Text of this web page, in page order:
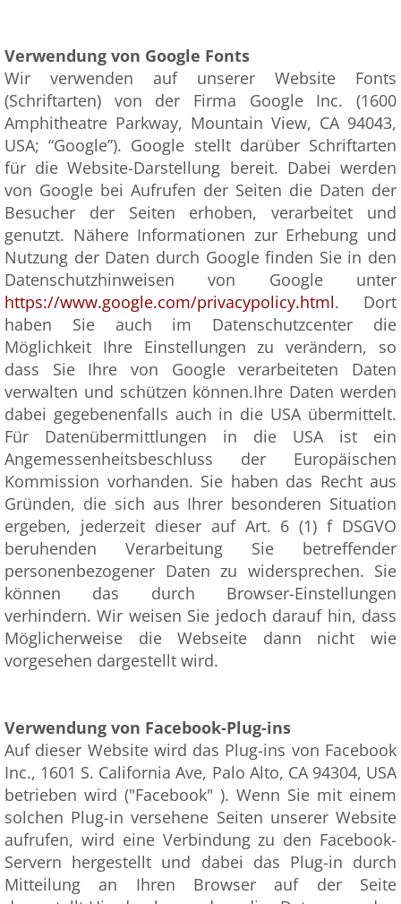
Verwendung von Google Fonts
Wir verwenden auf unserer Website Fonts
(Schriftarten) von der Firma Google Inc. (1600
Amphitheatre Parkway, Mountain View, CA 94043,
USA; “Google”). Google stellt darüber Schriftarten
für die Website-Darstellung bereit. Dabei werden
von Google bei Aufrufen der Seiten die Daten der
Besucher der Seiten erhoben, verarbeitet und
genutzt. Nähere Informationen zur Erhebung und
Nutzung der Daten durch Google finden Sie in den
Datenschutzhinweisen von Google unter
https://www.google.com/privacypolicy.html. Dort
haben Sie auch im Datenschutzcenter die
Möglichkeit Ihre Einstellungen zu verändern, so
dass Sie Ihre von Google verarbeiteten Daten
verwalten und schützen können.Ihre Daten werden
dabei gegebenenfalls auch in die USA übermittelt.
Für Datenübermittlungen in die USA ist ein
Angemessenheitsbeschluss der Europäischen
Kommission vorhanden. Sie haben das Recht aus
Gründen, die sich aus Ihrer besonderen Situation
ergeben, jederzeit dieser auf Art. 6 (1) f DSGVO
beruhenden Verarbeitung Sie betreffender
personenbezogener Daten zu widersprechen. Sie
können das durch Browser-Einstellungen
verhindern. Wir weisen Sie jedoch darauf hin, dass
Möglicherweise die Webseite dann nicht wie
vorgesehen dargestellt wird.
Verwendung von Facebook-Plug-ins
Auf dieser Website wird das Plug-ins von Facebook
Inc., 1601 S. California Ave, Palo Alto, CA 94304, USA
betrieben wird ("Facebook" ). Wenn Sie mit einem
solchen Plug-in versehene Seiten unserer Website
aufrufen, wird eine Verbindung zu den Facebook-
Servern hergestellt und dabei das Plug-in durch
Mitteilung an Ihren Browser auf der Seite